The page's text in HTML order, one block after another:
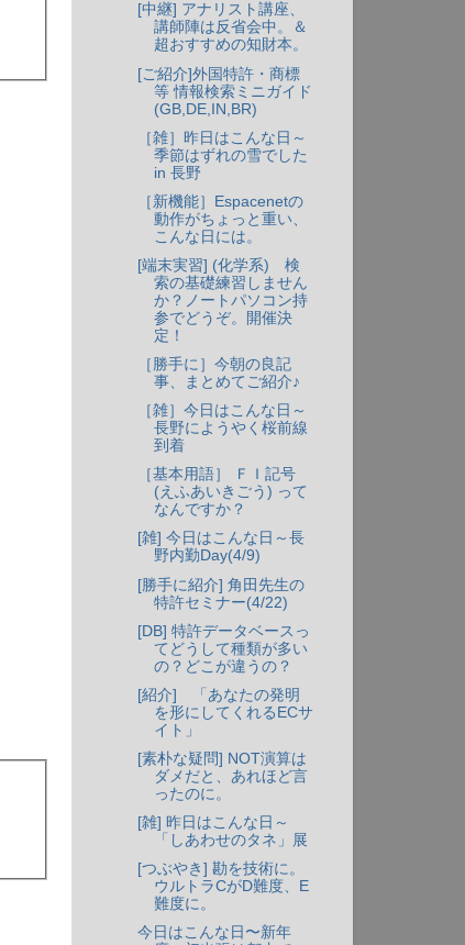
[中継] アナリスト講座、
講師陣は反省会中。＆
超おすすめの知財本。
[ご紹介]外国特許・商標
等 情報検索ミニガイド
(GB,DE,IN,BR)
［雑］昨日はこんな日～
季節はずれの雪でした
in 長野
［新機能］Espacenetの
動作がちょっと重い、
こんな日には。
[端末実習] (化学系) 検
索の基礎練習しません
か？ノートパソコン持
参でどうぞ。開催決
定！
［勝手に］今朝の良記
事、まとめてご紹介♪
［雑］今日はこんな日～
長野にようやく桜前線
到着
［基本用語］ ＦＩ記号
(えふあいきごう) って
なんですか？
[雑] 今日はこんな日～長
野内勤Day(4/9)
[勝手に紹介] 角田先生の
特許セミナー(4/22)
[DB] 特許データベースっ
てどうして種類が多い
の？どこが違うの？
[紹介] 「あなたの発明
を形にしてくれるECサ
イト」
[素朴な疑問] NOT演算は
ダメだと、あれほど言
ったのに。
[雑] 昨日はこんな日～
「しあわせのタネ」展
[つぶやき] 勘を技術に。
ウルトラCがD難度、E
難度に。
今日はこんな日〜新年